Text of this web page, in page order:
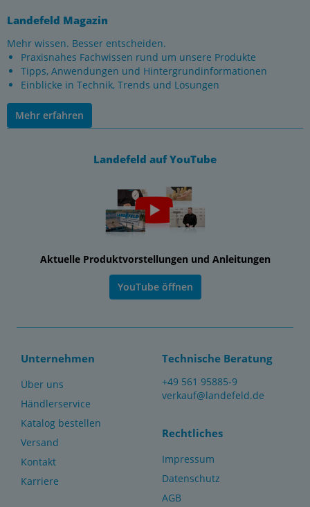
Landefeld Magazin
Mehr wissen. Besser entscheiden.
Praxisnahes Fachwissen rund um unsere Produkte
Tipps, Anwendungen und Hintergrundinformationen
Einblicke in Technik, Trends und Lösungen
Mehr erfahren
Landefeld auf YouTube
Aktuelle Produktvorstellungen und Anleitungen
YouTube öffnen
Unternehmen
Über uns
Händlerservice
Katalog bestellen
Versand
Kontakt
Karriere
Technische Beratung
+49 561 95885-9
verkauf@landefeld.de
Rechtliches
Impressum
Datenschutz
AGB